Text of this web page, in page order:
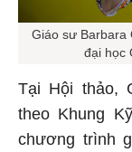
Giáo sư Barbara
đại học
Tại Hội thảo,
theo Khung
chương trình